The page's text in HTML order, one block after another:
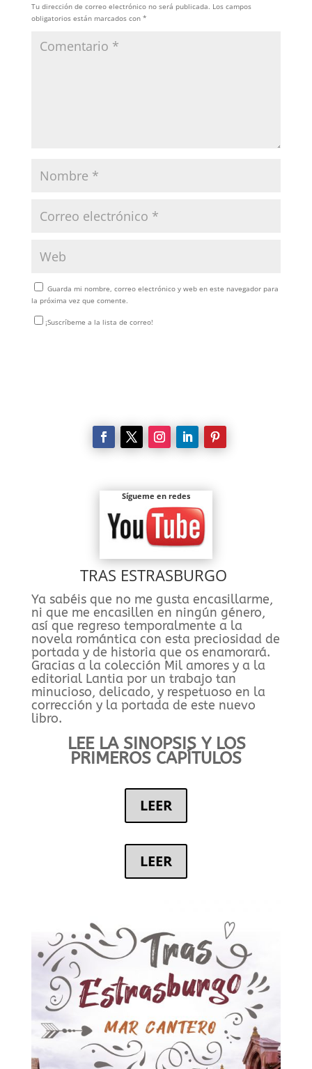
Tu dirección de correo electrónico no será publicada. Los campos
obligatorios están marcados con *
Guarda mi nombre, correo electrónico y web en este navegador para
la próxima vez que comente.
¡Suscríbeme a la lista de correo!
Sígueme en redes
TRAS ESTRASBURGO
Ya sabéis que no me gusta encasillarme,
ni que me encasillen en ningún género,
así que regreso temporalmente a la
novela romántica con esta preciosidad de
portada y de historia que os enamorará.
Gracias a la colección Mil amores y a la
editorial Lantia por un trabajo tan
minucioso, delicado, y respetuoso en la
corrección y la portada de este nuevo
libro.
LEE LA SINOPSIS Y LOS
PRIMEROS CAPÍTULOS
LEER
LEER